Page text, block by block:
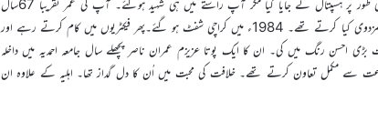
جن میں سے ایک گولی گردن اور دوسری گولی سینے میں لگی۔ اُن کو فوری طور پر ہسپتال لے جایا گیا مگر آپ راستے میں ہی شہید ہوگئے۔ آپ کی عمر تقریباً 67سال
تھی۔ کشمیر میں ان کی پیدائش ہوئی۔ اَن پڑھ تھے، ناخواندہ تھے، محنت مزدوی کیا کرتے تھے۔ 1984ء میں کراچی شفٹ ہو گئے۔پھر فیکٹریوں میں کام کرتے رہے اور
بڑی احسن رنگ میں کی۔ ان کا ایک پوتا عزیزم عمران ناصر پچھلے سال جامعہ احمدیہ میں داخلہ
مکمل تعاون کرتے تھے۔ خلافت کی محبت میں اُن کا دل گداز تھا۔ اہلیہ کے علاوہ ان